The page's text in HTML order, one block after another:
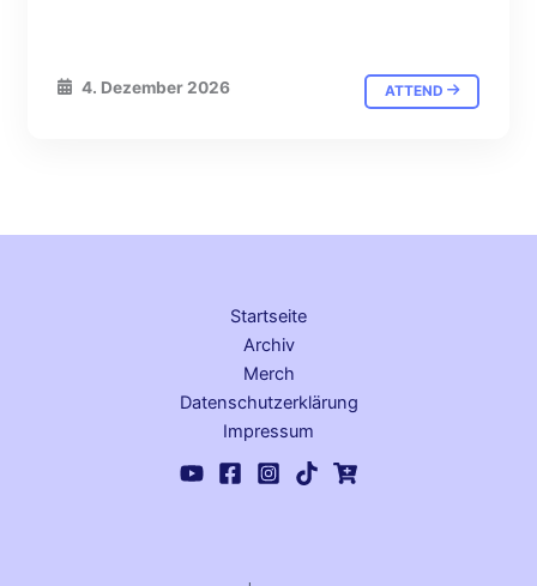
4. Dezember 2026 ATTEND
Startseite
Archiv
Merch
Datenschutz­erklärung
Impressum